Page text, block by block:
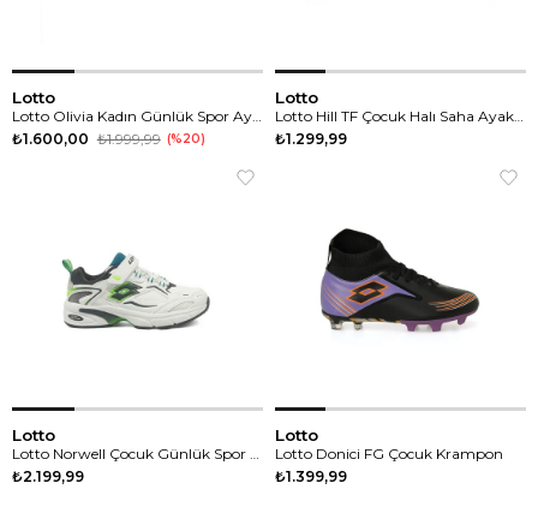
Lotto
₺1.600,00 ₺1.999,99 %20
Lotto
₺1.299,99
Lotto
₺2.199,99
Lotto
Lotto Donici FG Çocuk Krampon
₺1.399,99